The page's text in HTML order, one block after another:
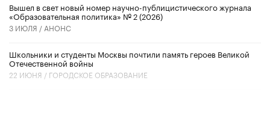
Вышел в свет новый номер научно-публицистического журнала
«Образовательная политика» № 2 (2026)
3 ИЮЛЯ / АНОНС
Школьники и студенты Москвы почтили память героев Великой
Отечественной войны
22 ИЮНЯ / ГОРОДСКОЕ ОБРАЗОВАНИЕ